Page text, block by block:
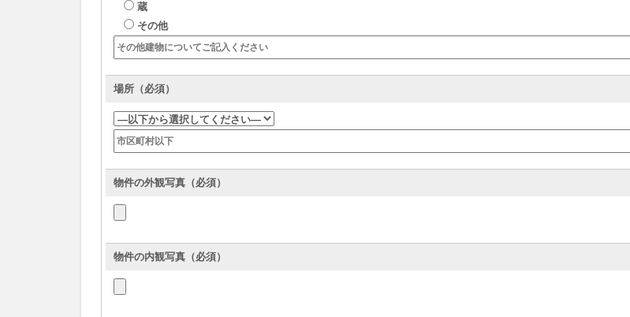
蔵
その他
場所（必須）
物件の外観写真（必須）
物件の内観写真（必須）